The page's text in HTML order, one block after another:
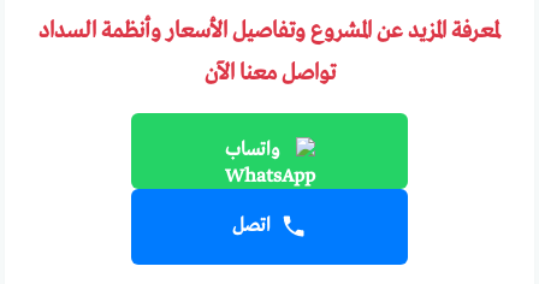
لمعرفة المزيد عن المشروع وتفاصيل الأسعار وأنظمة السداد
تواصل معنا الآن
واتساب
اتصل